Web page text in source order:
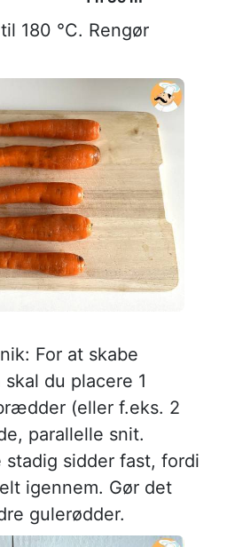
180 °C. Rengør
For at skabe
du placere 1
(eller f.eks. 2
parallelle snit.
sidder fast, fordi
igennem. Gør det
gulerødder.